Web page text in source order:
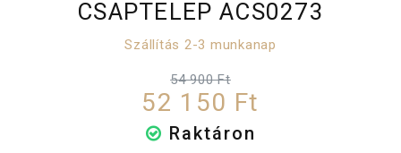
CSAPTELEP ACS0273
Szállítás 2-3 munkanap
54 900 Ft
52 150 Ft
Raktáron